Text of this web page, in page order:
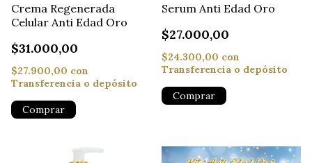
Crema Regenerada
Celular Anti Edad Oro
$31.000,00
$27.900,00 con
Transferencia o depósito
Serum Anti Edad Oro
$27.000,00
$24.300,00 con
Transferencia o depósito